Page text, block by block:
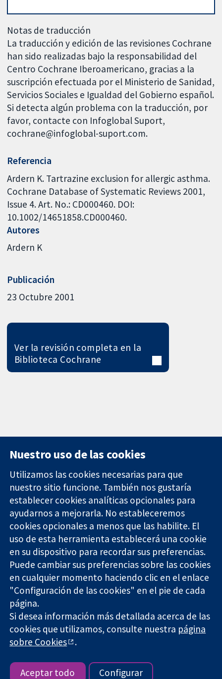
Notas de traducción
La traducción y edición de las revisiones Cochrane
han sido realizadas bajo la responsabilidad del
Centro Cochrane Iberoamericano, gracias a la
suscripción efectuada por el Ministerio de Sanidad,
Servicios Sociales e Igualdad del Gobierno español.
Si detecta algún problema con la traducción, por
favor, contacte con Infoglobal Suport,
cochrane@infoglobal-suport.com.
Referencia
Ardern K. Tartrazine exclusion for allergic asthma.
Cochrane Database of Systematic Reviews 2001,
Issue 4. Art. No.: CD000460. DOI:
10.1002/14651858.CD000460.
Autores
Ardern K
Publicación
23 Octubre 2001
Ver la revisión completa en la
Biblioteca Cochrane
Evidencia fiable.
Decisiones
informadas.
Mejor salud.
11-13 Cavendish
Square
Londres
W1G 0AN
Reino Unido
Contacto
Noticias
Prensa
Sobre
nosotros
Empleo
Cochrane
Library
The Cochrane Collaboration is a charity (no. 1045921) and a
company limited by guarantee (no. 03044323) registered in
England & Wales. VAT registration number GB 718 2127 49.
Copyright © 2026 The Cochrane Collaboration
Términos y condiciones del sitio web|Responsabilidades
Privacidad|Política de cookies|Configuración de cookies
Nuestro uso de las cookies
Utilizamos las cookies necesarias para que
nuestro sitio funcione. También nos gustaría
establecer cookies analíticas opcionales para
ayudarnos a mejorarla. No estableceremos
cookies opcionales a menos que las habilite. El
uso de esta herramienta establecerá una cookie
en su dispositivo para recordar sus preferencias.
Puede cambiar sus preferencias sobre las cookies
en cualquier momento haciendo clic en el enlace
"Configuración de las cookies" en el pie de cada
página.
Si desea información más detallada acerca de las
cookies que utilizamos, consulte nuestra página
sobre Cookies
.
Aceptar todo Configurar